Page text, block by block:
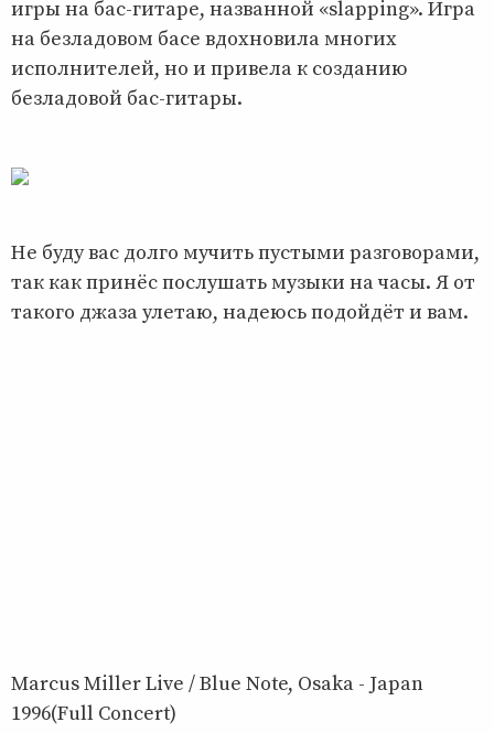
игры на бас-гитаре, названной «slapping». Игра
на безладовом басе вдохновила многих
исполнителей, но и привела к созданию
безладовой бас-гитары.
Не буду вас долго мучить пустыми разговорами,
так как принёс послушать музыки на часы. Я от
такого джаза улетаю, надеюсь подойдёт и вам.
Marcus Miller Live / Blue Note, Osaka - Japan
1996(Full Concert)